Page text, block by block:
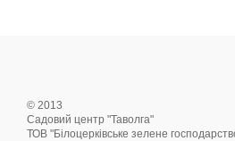
© 2013
Садовий центр "Таволга"
ТОВ "Білоцерківське зелене